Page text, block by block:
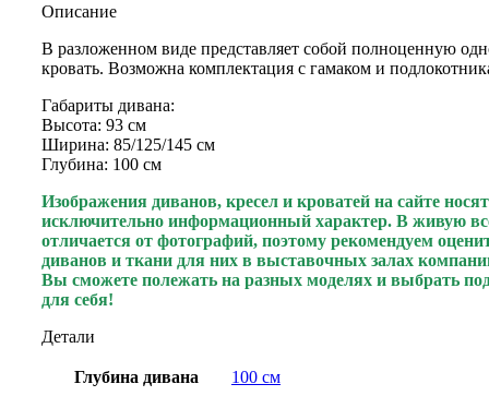
Описание
В разложенном виде представляет собой полноценную
кровать. Возможна комплектация с гамаком и
Габариты дивана:
Высота: 93 см
Ширина: 85/125/145 см
Глубина: 100 см
Изображения диванов, кресел и кроватей на сайте носят
исключительно информационный характер. В живую
отличается от фотографий, поэтому рекомендуем
диванов и ткани для них в выставочных залах
Вы сможете полежать на разных моделях и выбрать
для себя!
Детали
Глубина дивана 100 см